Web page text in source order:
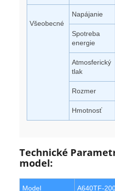
Všeobecné
Napájanie
Spotreba
energie
Atmosferický
tlak
Rozmer
Hmotnosť
Technické
model:
Model A640TF-